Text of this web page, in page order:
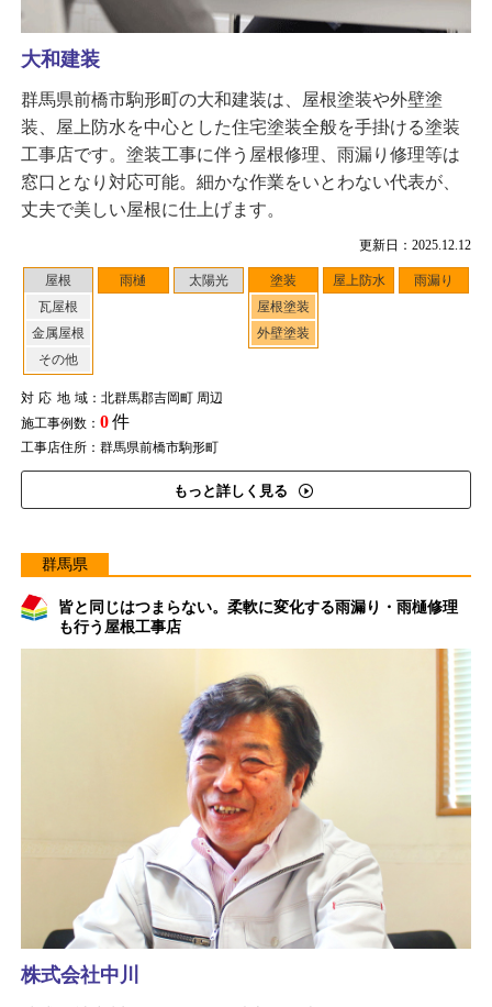
更新日：2025.12.12
屋根
瓦屋根
金属屋根
その他
雨樋 太陽光
塗装
屋根塗装
外壁塗装
屋上防水 雨漏り
対応地域：北群馬郡吉岡町 周辺
施工事例数： 0件
工事店住所：群馬県前橋市駒形町
もっと詳しく見る
大和建装
群馬県前橋市駒形町の大和建装は、屋根塗装や外壁塗
装、屋上防水を中心とした住宅塗装全般を手掛ける塗装
工事店です。塗装工事に伴う屋根修理、雨漏り修理等は
窓口となり対応可能。細かな作業をいとわない代表が、
丈夫で美しい屋根に仕上げます。
群馬県
皆と同じはつまらない。柔軟に変化する雨漏り・雨樋修理
も行う屋根工事店
株式会社中川